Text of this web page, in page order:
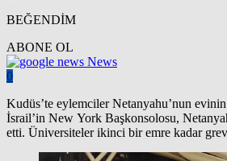
BEĞENDİM
ABONE OL
News
0
Kudüs’te eylemciler Netanyahu’nun
İsrail’in New York Başkonsolosu,
etti. Üniversiteler ikinci bir emre kadar